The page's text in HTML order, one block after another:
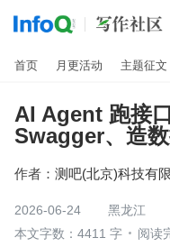
首页 月更活动 主题征文
AI Agent 跑接
Swagger、造
作者： 测吧(北京)科技有
2026-06-24
黑龙江
本文字数：4411 字
阅读